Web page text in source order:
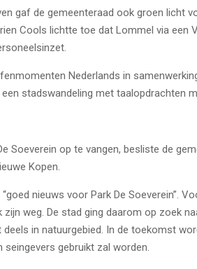
gaf de gemeenteraad ook groen licht
Cools lichtte toe dat Lommel via een
Nederlands in
stadswandeling met taalopdrachten
Soeverein op te vangen, besliste de
Kopen.
nieuws voor Park De Soeverein”.
weg. De stad ging daarom op zoek
in natuurgebied. In de toekomst
gebruikt zal worden.